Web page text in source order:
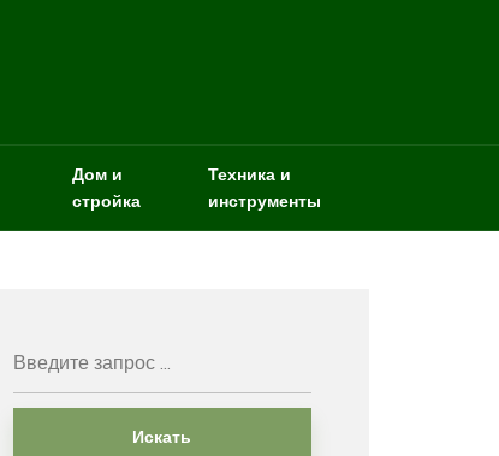
Дом и
стройка
Техника и
инструменты
Искать